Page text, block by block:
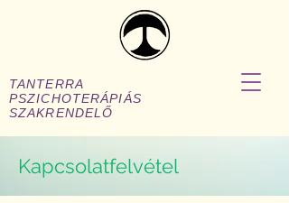
TANTERRA
PSZICHOTERÁPIÁS
SZAKRENDELŐ
Kapcsolatfelvétel